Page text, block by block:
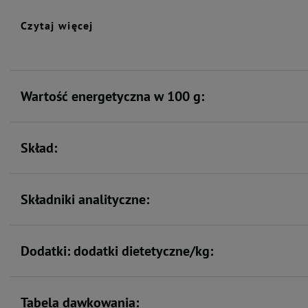
Czytaj więcej
Wartość energetyczna w 100 g:
Skład:
Składniki analityczne:
Dodatki: dodatki dietetyczne/kg:
Tabela dawkowania: